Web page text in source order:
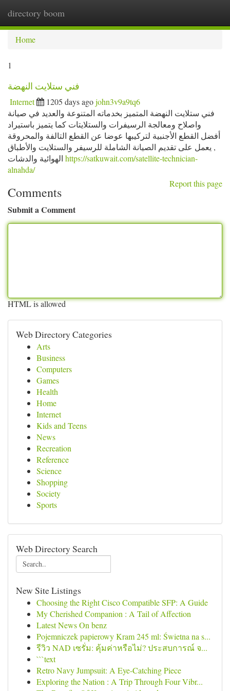
directory boom
Home
1
فني ستلايت النهضة
Internet 1205 days agojohn3v9a9tq6
فني ستلايت النهضة المتميز بخدماته المتنوعة والعديد في صيانة
واصلاح ومعالجة الرسيفرات والستلايتات كما يتميز باستيراد
أفضل القطع الأجنبية لتركيبها عوضا عن القطع التالفة والمحروقة
, يعمل على تقديم الصيانة الشاملة للرسيفر والستلايت والأطباق
https://satkuwait.com/satellite-technician-
alnahda/
Report this page
Comments
Submit a Comment
HTML is allowed
Web Directory Categories
Arts
Business
Computers
Games
Health
Home
Internet
Kids and Teens
News
Recreation
Reference
Science
Shopping
Society
Sports
Web Directory Search
New Site Listings
Choosing the Right Cisco Compatible SFP: A Guide
My Cherished Companion : A Tail of Affection
Latest News On benz
Pojemniczek papierowy Kram 245 ml: Świetna na s...
รีวิว NAD เซรั่ม: คุ้มค่าหรือไม่? ประสบการณ์ จ...
```text
Retro Navy Jumpsuit: A Eye-Catching Piece
Exploring the Nation : A Trip Through Four Vibr...